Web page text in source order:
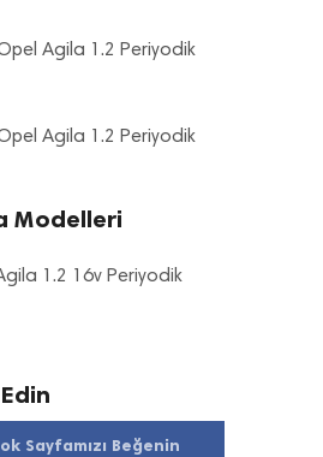
Agila 1.2 Periyodik
Agila 1.2 Periyodik
Modelleri
1.2 16v Periyodik
Sayfamızı Beğenin